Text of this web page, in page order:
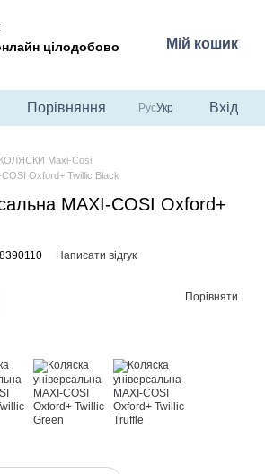
цілодобово
Мій кошик
Порівняння РусУкр Вхід
КОЛЯСКИ Maxi-Cosi
COSI Oxford+ Twillic Black
MAXI-COSI Oxford+
Написати відгук
Порівняти